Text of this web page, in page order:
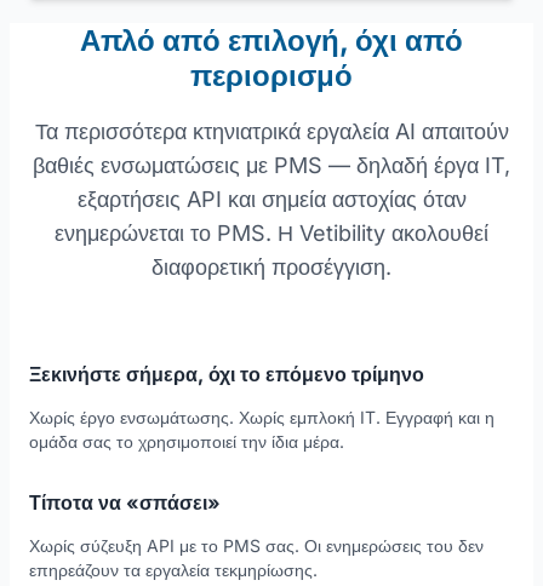
Απλό από επιλογή, όχι από
περιορισμό
Τα περισσότερα κτηνιατρικά εργαλεία AI απαιτούν
βαθιές ενσωματώσεις με PMS — δηλαδή έργα IT,
εξαρτήσεις API και σημεία αστοχίας όταν
ενημερώνεται το PMS. Η Vetibility ακολουθεί
διαφορετική προσέγγιση.
Ξεκινήστε σήμερα, όχι το επόμενο τρίμηνο
Χωρίς έργο ενσωμάτωσης. Χωρίς εμπλοκή IT. Εγγραφή και η
ομάδα σας το χρησιμοποιεί την ίδια μέρα.
Τίποτα να «σπάσει»
Χωρίς σύζευξη API με το PMS σας. Οι ενημερώσεις του δεν
επηρεάζουν τα εργαλεία τεκμηρίωσης.